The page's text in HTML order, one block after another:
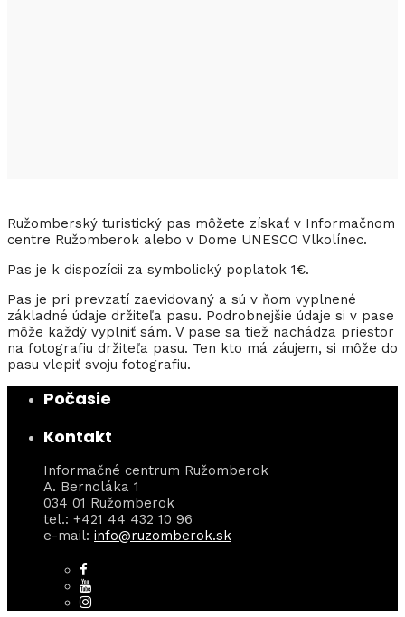
Ružomberský turistický pas môžete získať v Informačnom
centre Ružomberok alebo v Dome UNESCO Vlkolínec.
Pas je k dispozícii za symbolický poplatok 1€.
Pas je pri prevzatí zaevidovaný a sú v ňom vyplnené
základné údaje držiteľa pasu. Podrobnejšie údaje si v pase
môže každý vyplniť sám. V pase sa tiež nachádza priestor
na fotografiu držiteľa pasu. Ten kto má záujem, si môže do
pasu vlepiť svoju fotografiu.
Počasie
Kontakt
Informačné centrum Ružomberok
A. Bernoláka 1
034 01 Ružomberok
tel.: +421 44 432 10 96
e-mail: info@ruzomberok.sk